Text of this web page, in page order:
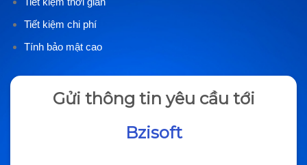
Tiết kiệm chi phí
Tính bảo mật cao
Gửi thông tin yêu cầu tới
Bzisoft